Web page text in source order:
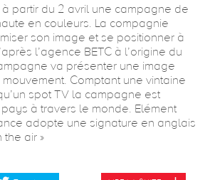
partir du 2 avril une campagne de
en couleurs. La compagnie
son image et se positionner à
l’agence BETC à l’origine du
va présenter une image
mouvement. Comptant une vintaine
spot TV la campagne est
à travers le monde. Elément
adopte une signature en anglais
the air »